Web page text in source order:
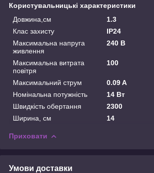
Користувальницькі характеристики
Довжина,см
1.3
Клас захисту
IP24
Максимальна напруга
живлення
240 В
Максимальна витрата
повітря
100
Максимальний струм
0.09 A
Номінальна потужність
14 Вт
Швидкість обертання
2300
Ширина, см
14
Приховати
Умови доставки